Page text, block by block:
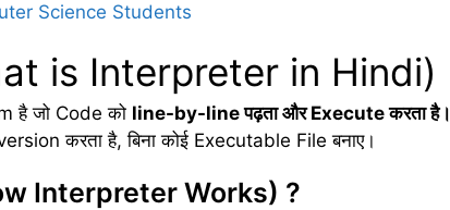
Science Students
is Interpreter in Hindi)
है जो Code को line-by-lineपढ़ताऔर Executeकरताहै।
करता है, बिना कोई Executable File बनाए।
Interpreter Works) ?